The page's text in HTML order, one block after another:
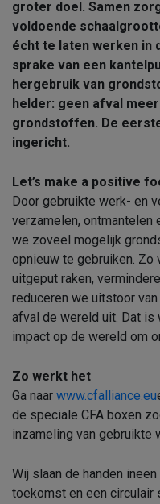
groter doel. Samen
voldoende
écht te laten werken in
sprake van een
hergebruik van
helder: geen afval
grondstoffen. De
ingericht.
Let’s make a positive
Door gebruikte werk- en
verzamelen, ontmantelen
we zoveel mogelijk
opnieuw te gebruiken.
uitgeput raken,
reduceren we uitstoor
afval de wereld uit. Dat
impact op de wereld om
Zo werkt het
Ga naar www.cfalliance.eu
de speciale CFA boxen
inzameling van gebruikte
Wij slaan de handen
toekomst en een circulair